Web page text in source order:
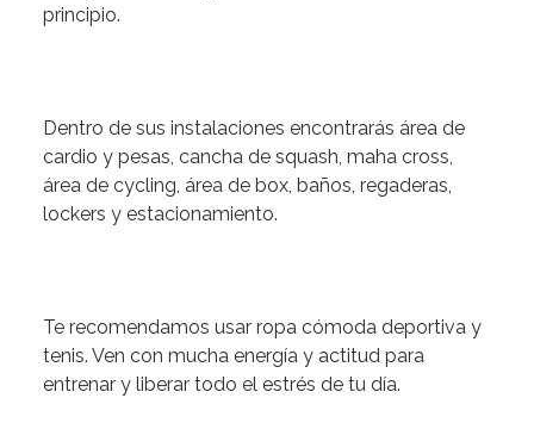
principio.
Dentro de sus instalaciones encontrarás área de
cardio y pesas, cancha de squash, maha cross,
área de cycling, área de box, baños, regaderas,
lockers y estacionamiento.
Te recomendamos usar ropa cómoda deportiva y
tenis. Ven con mucha energía y actitud para
entrenar y liberar todo el estrés de tu día.